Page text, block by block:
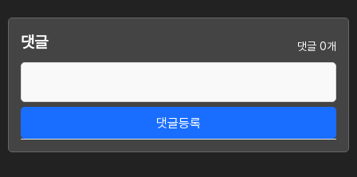
댓글 댓글 0개
댓글등록